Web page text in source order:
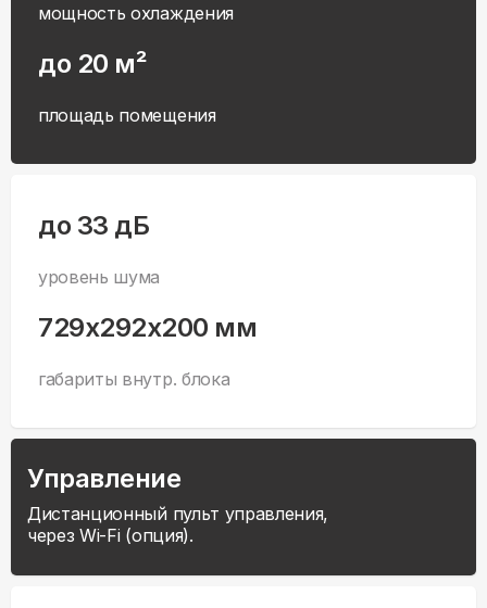
мощность охлаждения
до 20 м²
площадь помещения
до 33 дБ
уровень шума
729x292x200 мм
габариты внутр. блока
Управление
Дистанционный пульт управления,
через Wi-Fi (опция).